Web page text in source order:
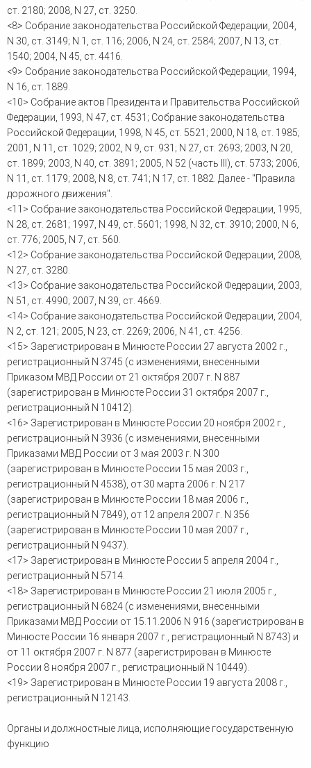
ст. 2180; 2008, N 27, ст. 3250.
<8> Собрание законодательства Российской Федерации, 2004,
N 30, ст. 3149; N 1, ст. 116; 2006, N 24, ст. 2584; 2007, N 13, ст.
1540; 2004, N 45, ст. 4416.
<9> Собрание законодательства Российской Федерации, 1994,
N 16, ст. 1889.
<10> Собрание актов Президента и Правительства Российской
Федерации, 1993, N 47, ст. 4531; Собрание законодательства
Российской Федерации, 1998, N 45, ст. 5521; 2000, N 18, ст. 1985;
2001, N 11, ст. 1029; 2002, N 9, ст. 931; N 27, ст. 2693; 2003, N 20,
ст. 1899; 2003, N 40, ст. 3891; 2005, N 52 (часть III), ст. 5733; 2006,
N 11, ст. 1179; 2008, N 8, ст. 741; N 17, ст. 1882. Далее - "Правила
дорожного движения".
<11> Собрание законодательства Российской Федерации, 1995,
N 28, ст. 2681; 1997, N 49, ст. 5601; 1998, N 32, ст. 3910; 2000, N 6,
ст. 776; 2005, N 7, ст. 560.
<12> Собрание законодательства Российской Федерации, 2008,
N 27, ст. 3280.
<13> Собрание законодательства Российской Федерации, 2003,
N 51, ст. 4990; 2007, N 39, ст. 4669.
<14> Собрание законодательства Российской Федерации, 2004,
N 2, ст. 121; 2005, N 23, ст. 2269; 2006, N 41, ст. 4256.
<15> Зарегистрирован в Минюсте России 27 августа 2002 г.,
регистрационный N 3745 (с изменениями, внесенными
Приказом МВД России от 21 октября 2007 г. N 887
(зарегистрирован в Минюсте России 31 октября 2007 г.,
регистрационный N 10412).
<16> Зарегистрирован в Минюсте России 20 ноября 2002 г.,
регистрационный N 3936 (с изменениями, внесенными
Приказами МВД России от 3 мая 2003 г. N 300
(зарегистрирован в Минюсте России 15 мая 2003 г.,
регистрационный N 4538), от 30 марта 2006 г. N 217
(зарегистрирован в Минюсте России 18 мая 2006 г.,
регистрационный N 7849), от 12 апреля 2007 г. N 356
(зарегистрирован в Минюсте России 10 мая 2007 г.,
регистрационный N 9437).
<17> Зарегистрирован в Минюсте России 5 апреля 2004 г.,
регистрационный N 5714.
<18> Зарегистрирован в Минюсте России 21 июля 2005 г.,
регистрационный N 6824 (с изменениями, внесенными
Приказами МВД России от 15.11.2006 N 916 (зарегистрирован в
Минюсте России 16 января 2007 г., регистрационный N 8743) и
от 11 октября 2007 г. N 877 (зарегистрирован в Минюсте
России 8 ноября 2007 г., регистрационный N 10449).
<19> Зарегистрирован в Минюсте России 19 августа 2008 г.,
регистрационный N 12143.
Органы и должностные лица, исполняющие государственную
функцию